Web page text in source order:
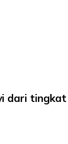
dari tingkat